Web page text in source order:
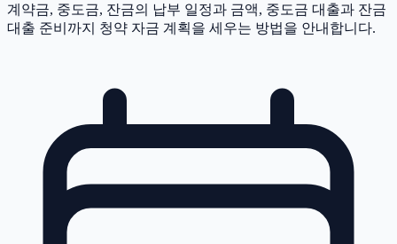
계약금, 중도금, 잔금의 납부 일정과 금액, 중도금 대출과 잔금
대출 준비까지 청약 자금 계획을 세우는 방법을 안내합니다.